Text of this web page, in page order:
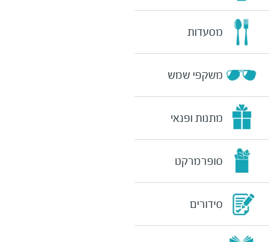
מסעדות
משקפי שמש
מתנות ופנאי
סופרמרקט
סידורים